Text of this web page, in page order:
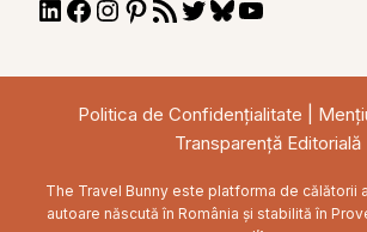
LinkedIn
Facebook
Instagram
Pinterest
RSSTwitterBluesky
Politica de Confidențialitate
Transparență Editorială
The Travel Bunny este platforma de călătorii
autoare născută în România și stabilită în